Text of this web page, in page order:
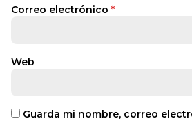
Correo electrónico *
Web
Guarda mi nombre, correo